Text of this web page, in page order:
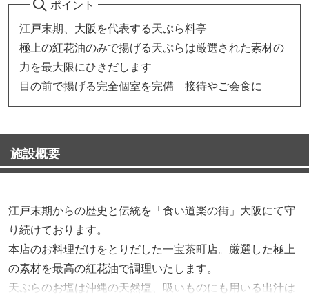
ポイント
江戸末期、大阪を代表する天ぷら料亭
極上の紅花油のみで揚げる天ぷらは厳選された素材の
力を最大限にひきだします
目の前で揚げる完全個室を完備 接待やご会食に
施設概要
江戸末期からの歴史と伝統を「食い道楽の街」大阪にて守
り続けております。
本店のお料理だけをとりだした一宝茶町店。厳選した極上
の素材を最高の紅花油で調理いたします。
天ぷらのお塩は沖縄の天然塩、吸いものにも用いる出汁は